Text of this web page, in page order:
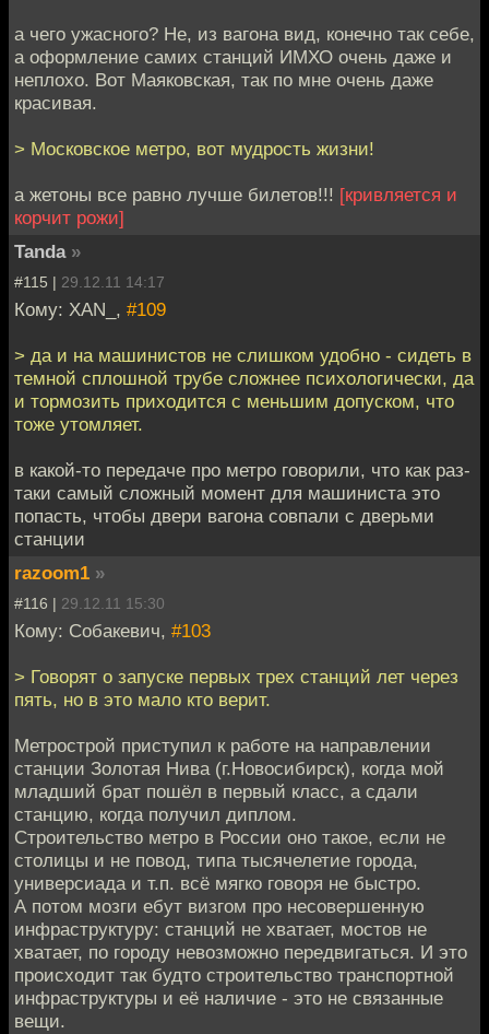
а чего ужасного? Не, из вагона вид, конечно так себе,
а оформление самих станций ИМХО очень даже и
неплохо. Вот Маяковская, так по мне очень даже
красивая.
> Московское метро, вот мудрость жизни!
а жетоны все равно лучше билетов!!! [кривляется и
корчит рожи]
Tanda »
#115 | 29.12.11 14:17
Кому: XAN_, #109
> да и на машинистов не слишком удобно - сидеть в
темной сплошной трубе сложнее психологически, да
и тормозить приходится с меньшим допуском, что
тоже утомляет.
в какой-то передаче про метро говорили, что как раз-
таки самый сложный момент для машиниста это
попасть, чтобы двери вагона совпали с дверьми
станции
razoom1 »
#116 | 29.12.11 15:30
Кому: Собакевич, #103
> Говорят о запуске первых трех станций лет через
пять, но в это мало кто верит.
Метрострой приступил к работе на направлении
станции Золотая Нива (г.Новосибирск), когда мой
младший брат пошёл в первый класс, а сдали
станцию, когда получил диплом.
Строительство метро в России оно такое, если не
столицы и не повод, типа тысячелетие города,
универсиада и т.п. всё мягко говоря не быстро.
А потом мозги ебут визгом про несовершенную
инфраструктуру: станций не хватает, мостов не
хватает, по городу невозможно передвигаться. И это
происходит так будто строительство транспортной
инфраструктуры и её наличие - это не связанные
вещи.